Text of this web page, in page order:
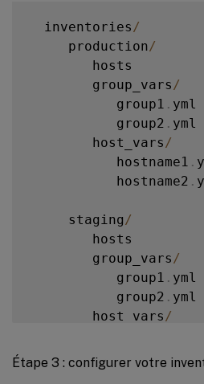
              main
          handlers
              main
          templates
              ntp
. conf
          files
/
              bar
.
              foo
.
          vars
/
          defaults
              main
          meta
/
              main
.
          library
/
          module_utils
  inventories
/
     production
/
hosts
        group_vars
/
           group1
.
           group2
. yml
        host_vars
/
           hostname1
.
           hostname2
.
     staging
/
hosts
        group_vars
/
           group1
.
           group2
. yml
        host_vars
/
           stagehost2
Étape 3 : configurer votre